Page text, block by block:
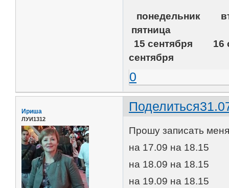
пятница
15 сентября
сентября
0
Поделиться
Ириша
ЛУИ1312
Прошу записать
на 17.09 на 18.15
на 18.09 на 18.15
на 19.09 на 18.15